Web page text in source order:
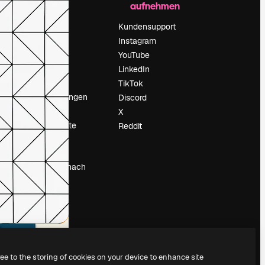
Preise
Über uns
Reviews
Karriere
Suchtrends
Blog
Veranstaltungen
Slidesgo
Deine Inhalte
verkaufen
Pressesaal
Suchst du nach
magnific.ai
aufnehmen
Kundensupport
Instagram
YouTube
LinkedIn
TikTok
Discord
X
Reddit
to the storing of cookies on your device to enhance site